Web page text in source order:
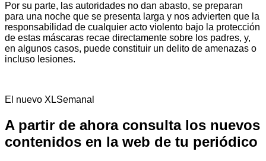
Por su parte, las autoridades no dan abasto, se preparan
para una noche que se presenta larga y nos advierten que la
responsabilidad de cualquier acto violento bajo la protección
de estas máscaras recae directamente sobre los padres, y,
en algunos casos, puede constituir un delito de amenazas o
incluso lesiones.
El nuevo XLSemanal
A partir de ahora consulta los nuevos
contenidos en la web de tu periódico